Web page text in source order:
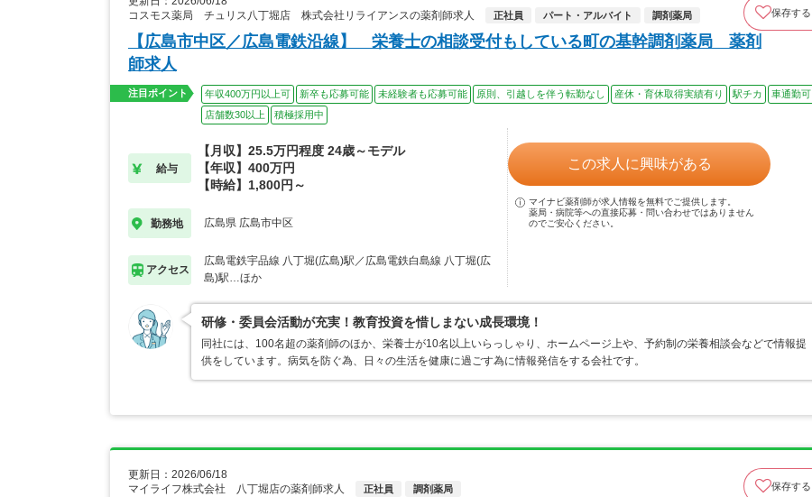
コスモス薬局 チュリス八丁堀店 株式会社リライアンスの薬剤師求人
正社員 パート・アルバイト 調剤薬局 保存する
【広島市中区／広島電鉄沿線】 栄養士の相談受付もしている町の基幹調剤薬局 薬剤
師求人
注目ポイント 年収400万円以上可 新卒も応募可能 未経験者も応募可能 原則、引越しを伴う転勤なし 産休・育休取得実績有り 駅チカ
車通勤可
店舗数30以上
積極採用中
給与
【月収】25.5万円程度 24歳～モデル
【年収】400万円
【時給】1,800円～
勤務地 広島県 広島市中区
アクセス
広島電鉄宇品線 八丁堀(広島)駅／広島電鉄白島線 八丁堀(広
島)駅…ほか
この求人に興味がある
マイナビ薬剤師が求人情報を無料でご提供します。
薬局・病院等への直接応募・問い合わせではありません
のでご安心ください。
研修・委員会活動が充実！教育投資を惜しまない成長環境！
同社には、100名超の薬剤師のほか、栄養士が10名以上いらっしゃり、ホームページ上や、予約制の栄養相談会などで情報提
供をしています。病気を防ぐ為、日々の生活を健康に過ごす為に情報発信をする会社です。
更新日：2026/06/18
マイライフ株式会社 八丁堀店の薬剤師求人
正社員 調剤薬局 保存する